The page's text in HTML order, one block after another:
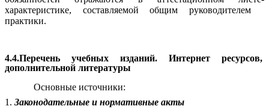
характеристике, составляемой общим руководителем
практики.
4.4.Перечень учебных изданий. Интернет ресурсов,
дополнительной литературы
Основные источники:
1. Законодательные и нормативные акты